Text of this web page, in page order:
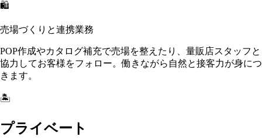
🛍️
売場づくりと連携業務
POP作成やカタログ補充で売場を整えたり、量販店スタッフと
協力してお客様をフォロー。働きながら自然と接客力が身につ
きます。
🏝️
プライベート